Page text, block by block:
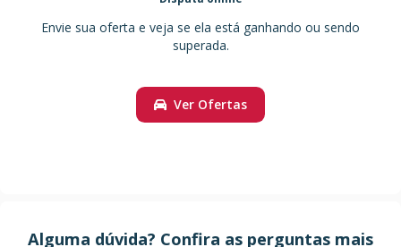
Envie sua oferta e veja se ela está ganhando ou sendo
superada.
Ver Ofertas
Alguma dúvida? Confira as perguntas mais